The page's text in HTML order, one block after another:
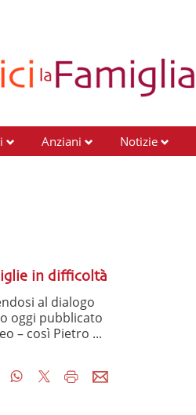
Anziani Notizie
in difficoltà
al dialogo
oggi pubblicato
– così Pietro ...